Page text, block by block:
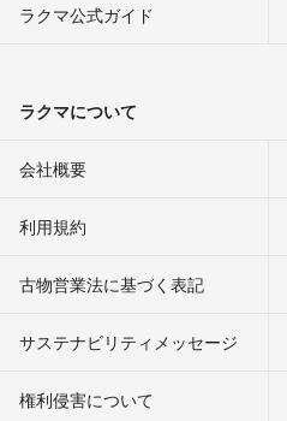
ラクマ公式ガイド
ラクマについて
会社概要
利用規約
古物営業法に基づく表記
サステナビリティメッセージ
権利侵害について